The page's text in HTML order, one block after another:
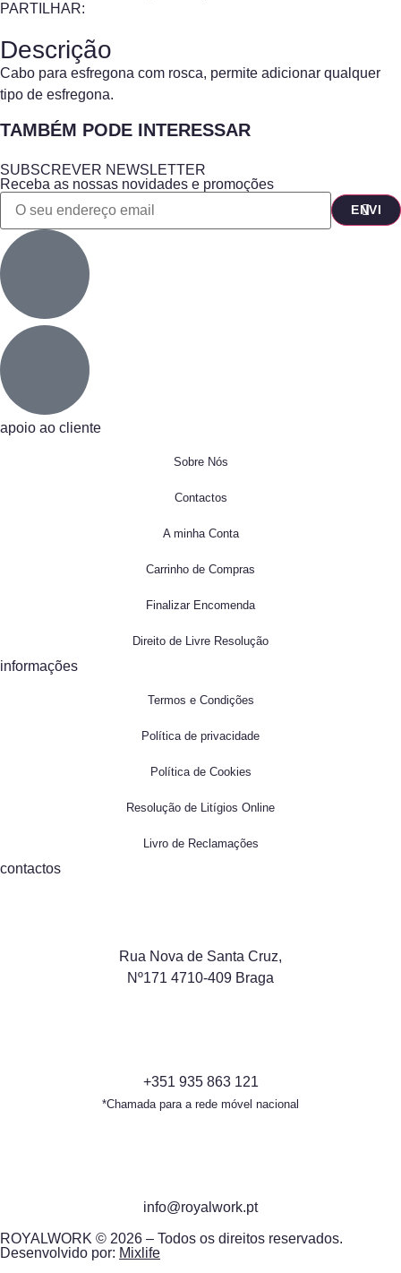
PARTILHAR:
Descrição
Cabo para esfregona com rosca, permite adicionar qualquer
tipo de esfregona.
TAMBÉM PODE INTERESSAR
SUBSCREVER NEWSLETTER
Receba as nossas novidades e promoções
apoio ao cliente
Sobre Nós
Contactos
A minha Conta
Carrinho de Compras
Finalizar Encomenda
Direito de Livre Resolução
informações
Termos e Condições
Política de privacidade
Política de Cookies
Resolução de Litígios Online
Livro de Reclamações
contactos
Rua Nova de Santa Cruz,
Nº171 4710-409 Braga
+351 935 863 121
*Chamada para a rede móvel nacional
info@royalwork.pt
ROYALWORK © 2026 – Todos os direitos reservados.
Desenvolvido por: Mixlife